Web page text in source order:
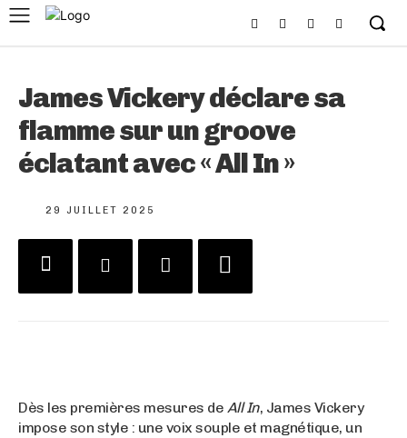
James Vickery déclare sa
flamme sur un groove
éclatant avec « All In »
29 JUILLET 2025
Dès les premières mesures de All In, James Vickery
impose son style : une voix souple et magnétique, un